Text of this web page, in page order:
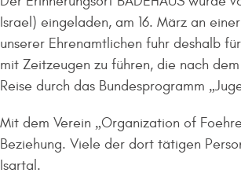
Israel) eingeladen, am 16. März an
unserer Ehrenamtlichen fuhr deshalb
mit Zeitzeugen zu führen, die nach
Reise durch das Bundesprogramm
Mit dem Verein „Organization of
Beziehung. Viele der dort tätigen
Isartal.